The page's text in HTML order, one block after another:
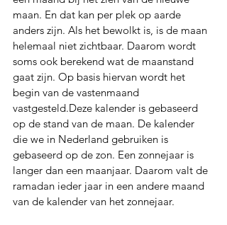
maan. En dat kan per plek op aarde
anders zijn. Als het bewolkt is, is de maan
helemaal niet zichtbaar. Daarom wordt
soms ook berekend wat de maanstand
gaat zijn. Op basis hiervan wordt het
begin van de vastenmaand
vastgesteld.Deze kalender is gebaseerd
op de stand van de maan. De kalender
die we in Nederland gebruiken is
gebaseerd op de zon. Een zonnejaar is
langer dan een maanjaar. Daarom valt de
ramadan ieder jaar in een andere maand
van de kalender van het zonnejaar.